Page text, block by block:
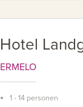
Hotel
ERMELO
1 - 14 personen